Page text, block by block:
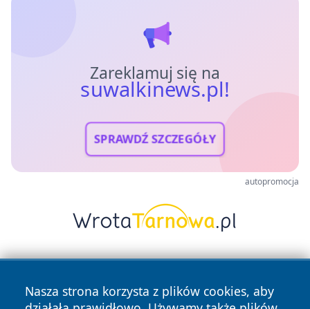
Zareklamuj się na
suwalkinews.pl!
SPRAWDŹ SZCZEGÓŁY
autopromocja
Nasza strona korzysta z plików cookies, aby